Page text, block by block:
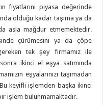
fiyatlarını piyasa değerinde
olduğu kadar taşıma ya da
asla mağdur etmemektedir.
çürümesini ya da çöpe
gereken tek şey firmamız ile
ikinci el eşya satımında
eşyalarınızı taşımadan
keyifli işlemden başka ikinci
işlem bulunmamaktadır.